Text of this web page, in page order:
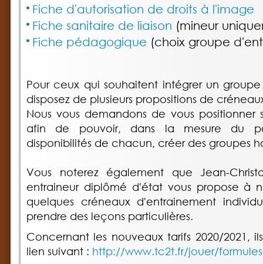
Fiche d'autorisation de droits à l'image
Fiche sanitaire de liaison (mineur
Fiche pédagogique (choix groupe
Pour ceux qui souhaitent intégrer un
disposez de plusieurs propositions de
Nous vous demandons de vous positionner
afin de pouvoir, dans la mesure du
disponibilités de chacun, créer des groupes
Vous noterez également que Jean-
entraineur diplômé d'état vous propose à
quelques créneaux d'entrainement
prendre des leçons particulières.
Concernant les nouveaux tarifs 2020/2021,
lien suivant : http://www.tc2t.fr/jouer/